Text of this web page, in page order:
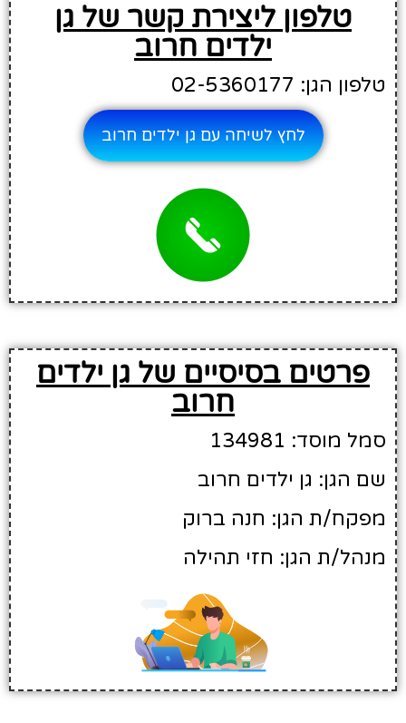
טלפון ליצירת קשר של גן
ילדים חרוב
טלפון הגן: 02-5360177
לחץ לשיחה עם גן ילדים חרוב
פרטים בסיסיים של גן ילדים
חרוב
סמל מוסד: 134981
שם הגן: גן ילדים חרוב
מפקח/ת הגן: חנה ברוק
מנהל/ת הגן: חזי תהילה